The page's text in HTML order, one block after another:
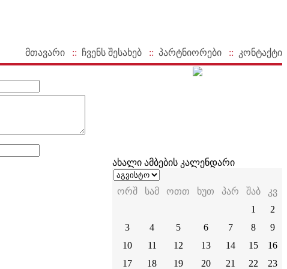
მთავარი :: ჩვენს შესახებ :: პარტნიორები :: კონტაქტი
ახალი ამბების კალენდარი
ორშ სამ ოთთ ხუთ პარ შაბ
კვ
1
2
3
4 5 6 7 8
9
10
11 12 13 14 15
16
17
18 19 20 21 22
23